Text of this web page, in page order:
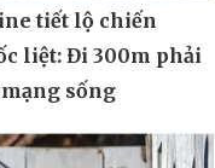
tiết lộ chiến
liệt: Đi 300m phải
sống